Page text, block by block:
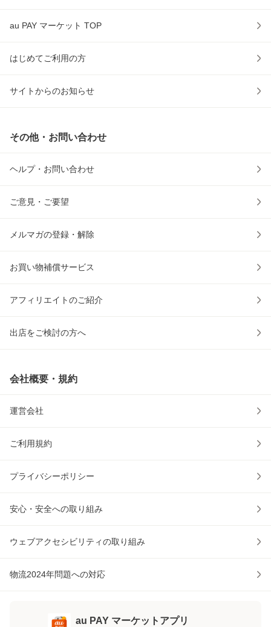
au PAY マーケット TOP
はじめてご利用の方
サイトからのお知らせ
その他・お問い合わせ
ヘルプ・お問い合わせ
ご意見・ご要望
メルマガの登録・解除
お買い物補償サービス
アフィリエイトのご紹介
出店をご検討の方へ
会社概要・規約
運営会社
ご利用規約
プライバシーポリシー
安心・安全への取り組み
ウェブアクセシビリティの取り組み
物流2024年問題への対応
au PAY マーケットアプリ